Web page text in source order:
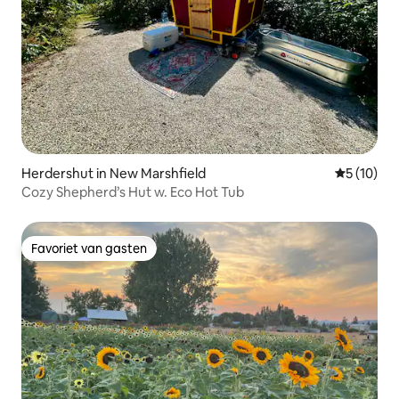
Herdershut in New Marshfield
5 (10)
Cozy Shepherd’s Hut w. Eco Hot Tub
Favoriet van gasten
Favoriet van gasten